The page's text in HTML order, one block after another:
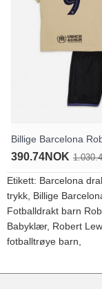
390.74NOK
Etikett: Barcelona
trykk Billige
Fotballdrakt barn
Babyklær, Robert
fotballtrøye barn